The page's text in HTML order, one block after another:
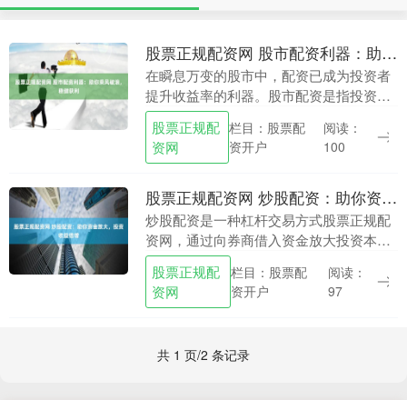
股票正规配资网 股市配资利器：助你乘风破浪，稳健获利
在瞬息万变的股市中，配资已成为投资者
提升收益率的利器。股市配资是指投资者
通过向券商借入资金股票正规配资网，放
大投资本金，从而获得更高收益的一种杠
杆交易方式。 *....
股票正规配
资网
栏目：股票配
资开户
阅读：
100
股票正规配资网 炒股配资：助你资金放大，投资收益倍增
炒股配资是一种杠杆交易方式股票正规配
资网，通过向券商借入资金放大投资本
金，从而提高投资收益股票正规配资网。
对于资金有限的投资者来说，配资可以有
效解决资金不足的问....
股票正规配
资网
栏目：股票配
资开户
阅读：
97
共 1 页/2 条记录